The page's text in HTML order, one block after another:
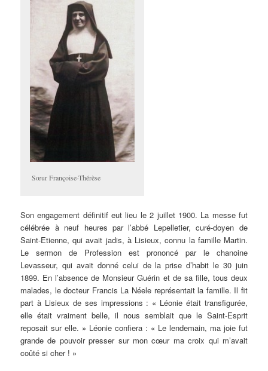
Sœur Françoise-Thérèse
Son engagement définitif eut lieu le 2 juillet 1900. La messe fut
célébrée à neuf heures par l’abbé Lepelletier, curé-doyen de
Saint-Etienne, qui avait jadis, à Lisieux, connu la famille Martin.
Le sermon de Profession est prononcé par le chanoine
Levasseur, qui avait donné celui de la prise d’habit le 30 juin
1899. En l’absence de Monsieur Guérin et de sa fille, tous deux
malades, le docteur Francis La Néele représentait la famille. Il fit
part à Lisieux de ses impressions : « Léonie était transfigurée,
elle était vraiment belle, il nous semblait que le Saint-Esprit
reposait sur elle. » Léonie confiera : « Le lendemain, ma joie fut
grande de pouvoir presser sur mon cœur ma croix qui m’avait
coûté si cher ! »